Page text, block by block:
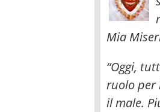
Mia
“Oggi,
ruolo per
il male.